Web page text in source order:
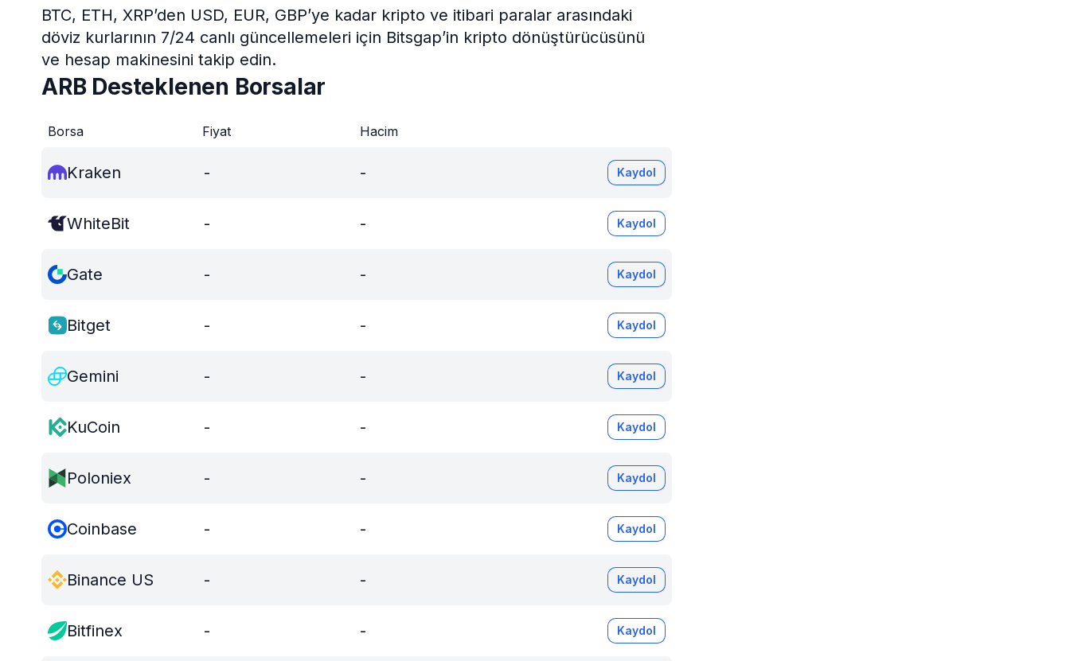
BTC, ETH, XRP’den USD, EUR, GBP’ye kadar kripto ve itibari paralar arasındaki
döviz kurlarının 7/24 canlı güncellemeleri için Bitsgap’in kripto dönüştürücüsünü
ve hesap makinesini takip edin.
ARB Desteklenen Borsalar
Borsa Fiyat Hacim
Kraken - - Kaydol
WhiteBit - - Kaydol
Gate - - Kaydol
Bitget - - Kaydol
Gemini - - Kaydol
KuCoin - - Kaydol
Poloniex - - Kaydol
Coinbase - - Kaydol
Binance US - - Kaydol
Bitfinex - - Kaydol